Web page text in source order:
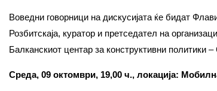
Воведни говорници на дискусијата ќе бидат
Розбитскаја, куратор и претседател на
Балканскиот центар за конструктивни политики
Среда, 09 октомври, 19,00 ч., локација: